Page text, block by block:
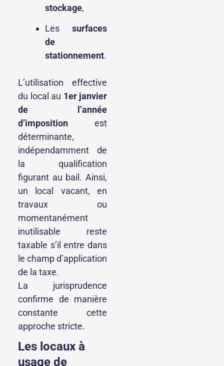
stockage,
Les surfaces
de
stationnement.
L’utilisation effective
du local au 1er janvier
de l’année
d’imposition est
déterminante,
indépendamment de
la qualification
figurant au bail. Ainsi,
un local vacant, en
travaux ou
momentanément
inutilisable reste
taxable s’il entre dans
le champ d’application
de la taxe.
La jurisprudence
confirme de manière
constante cette
approche stricte.
Les locaux à
usage de